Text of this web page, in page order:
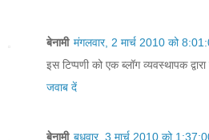
बेनामी मंगलवार, 2 मार्च 2010 को
इस टिप्पणी को एक ब्लॉग व्यवस्थापक द्वारा
जवाब दें
बेनामी बुधवार, 3 मार्च 2010 को